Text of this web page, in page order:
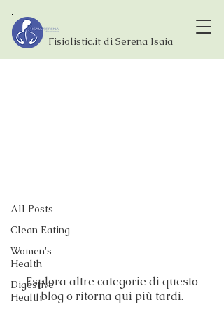
Fisiolistic.it di Serena Isaia
All Posts
Clean Eating
Women's
Health
Digestive
Health
I post stanno per
Esplora altre categorie di questo
blog o ritorna qui più tardi.